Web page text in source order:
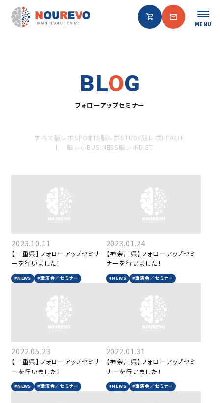
MENU
BLOG
フォローアップセミナー
すべて脳レボSPORTS脳レボSTUDY脳レボHEALTH
脳レボBUSINESS脳レボDIET
2023.10.11
【三重県】フォローアップセミナ
ーを行いました！
#NEWS #講演会／セミナー
2023.01.24
【神奈川県】フォローアップセミ
ナーを行いました！
#NEWS #講演会／セミナー
2022.05.23
【三重県】フォローアップセミナ
ーを行いました！
#NEWS #講演会／セミナー
2022.01.31
【神奈川県】フォローアップセミ
ナーを行いました！
#NEWS #講演会／セミナー